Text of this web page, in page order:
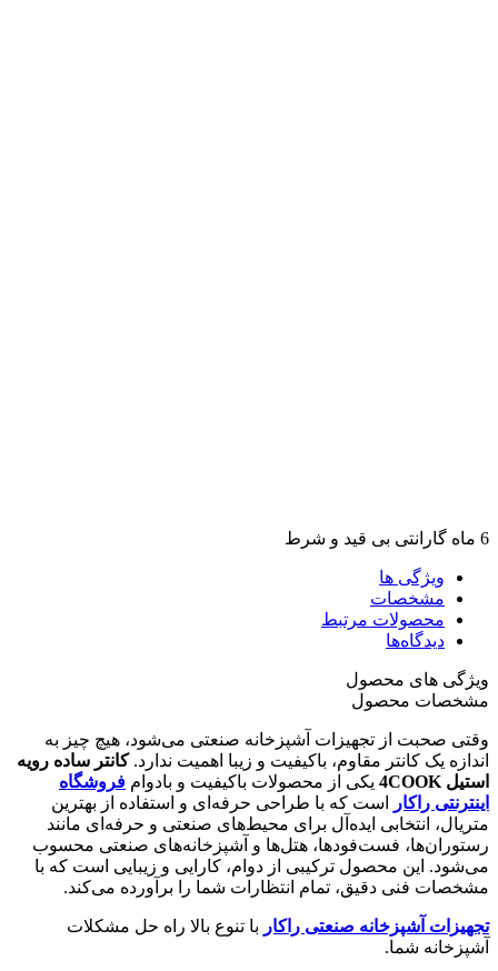
6 ماه گارانتی بی قید و شرط
ویژگی ها
مشخصات
محصولات مرتبط
دیدگاه‌ها
ویژگی های محصول
مشخصات محصول
وقتی صحبت از تجهیزات آشپزخانه صنعتی می‌شود، هیچ چیز به
اندازه یک کانتر مقاوم، باکیفیت و زیبا اهمیت ندارد.کانتر ساده رویه
استیل 4COOK
یکی از محصولات باکیفیت و بادوام فروشگاه
اینترنتی راکار
است که با طراحی حرفه‌ای و استفاده از بهترین
متریال، انتخابی ایده‌آل برای محیط‌های صنعتی و حرفه‌ای مانند
رستوران‌ها، فست‌فودها، هتل‌ها و آشپزخانه‌های صنعتی محسوب
می‌شود. این محصول ترکیبی از دوام، کارایی و زیبایی است که با
مشخصات فنی دقیق، تمام انتظارات شما را برآورده می‌کند.
تجهیزات آشپزخانه صنعتی راکار با تنوع بالا راه حل مشکلات
آشپزخانه شما.